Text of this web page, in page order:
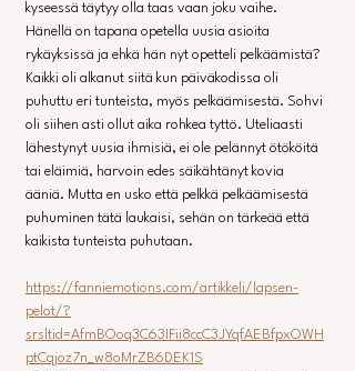
kyseessä täytyy olla taas vaan joku vaihe.
Hänellä on tapana opetella uusia asioita
rykäyksissä ja ehkä hän nyt opetteli pelkäämistä?
Kaikki oli alkanut siitä kun päiväkodissa oli
puhuttu eri tunteista, myös pelkäämisestä. Sohvi
oli siihen asti ollut aika rohkea tyttö. Uteliaasti
lähestynyt uusia ihmisiä, ei ole pelännyt ötököitä
tai eläimiä, harvoin edes säikähtänyt kovia
ääniä. Mutta en usko että pelkkä pelkäämisestä
puhuminen tätä laukaisi, sehän on tärkeää että
kaikista tunteista puhutaan.
https://fanniemotions.com/artikkeli/lapsen-
pelot/?
srsltid=AfmBOoq3C63IFii8ccC3JYqfAEBfpxOWH
ptCqjoz7n_w8oMrZB6DEK1S